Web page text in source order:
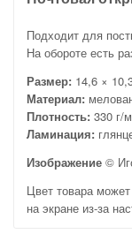
Подходит для
На обороте есть
Размер: 14,6 ×
Материал:
Плотность: 330 г/
Ламинация:
Изображение ©
Цвет товара
на экране из-за